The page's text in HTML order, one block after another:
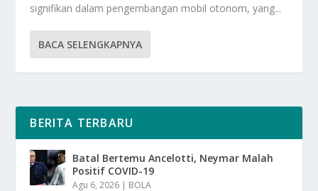
signifikan dalam pengembangan mobil otonom, yang...
BACA SELENGKAPNYA
BERITA TERBARU
Batal Bertemu Ancelotti, Neymar Malah
Positif COVID-19
Agu 6, 2026 | BOLA